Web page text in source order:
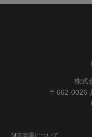
株式
〒662-0026